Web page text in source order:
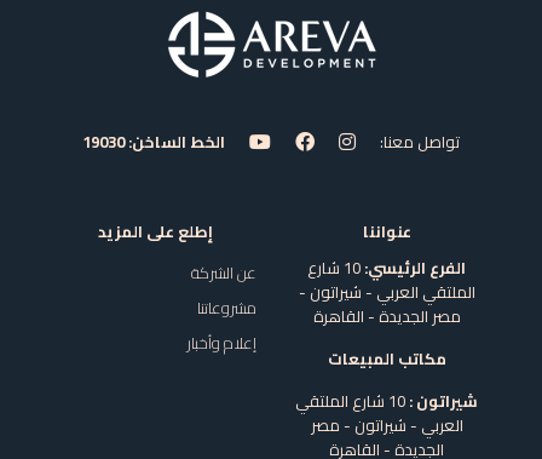
تواصل معنا: الخط الساخن: 19030
عنواننا
الفرع الرئيسي:
10 شارع
الملتقي العربي - شيراتون -
مصر الجديدة - القاهرة
مكاتب المبيعات
شيراتون :
10 شارع الملتقي
العربي - شيراتون - مصر
الجديدة - القاهرة
إطلع على المزيد
عن الشركة
مشروعاتنا
إعلام وأخبار